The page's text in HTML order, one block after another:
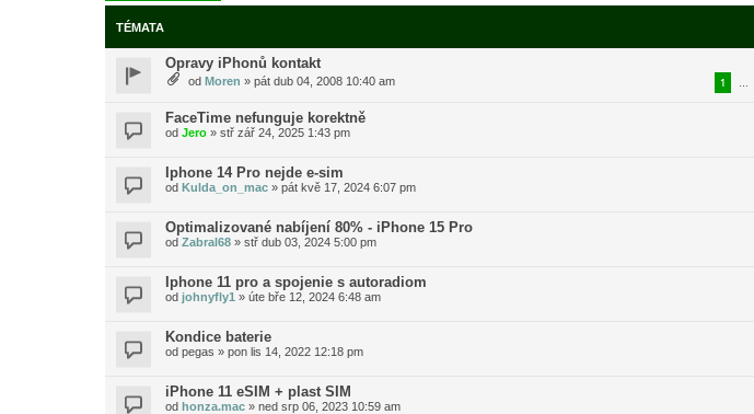
TÉMATA
Opravy iPhonů kontakt
od Moren » pát dub 04, 2008 10:40 am 1 …
FaceTime nefunguje korektně
od Jero » stř zář 24, 2025 1:43 pm
Iphone 14 Pro nejde e-sim
od Kulda_on_mac » pát kvě 17, 2024 6:07 pm
Optimalizované nabíjení 80% - iPhone 15 Pro
od Zabral68 » stř dub 03, 2024 5:00 pm
Iphone 11 pro a spojenie s autoradiom
od johnyfly1 » úte bře 12, 2024 6:48 am
Kondice baterie
od pegas » pon lis 14, 2022 12:18 pm
iPhone 11 eSIM + plast SIM
od honza.mac » ned srp 06, 2023 10:59 am